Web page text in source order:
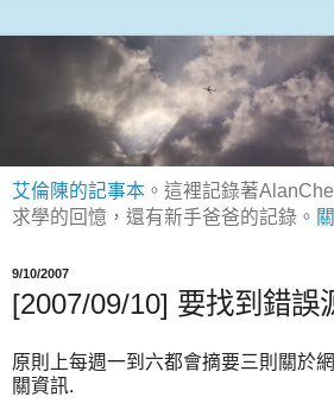
艾倫陳的記事本 。這裡記錄著
求學的回憶，還有新手爸爸的記錄。
9/10/2007
[2007/09/10] 要找到錯誤
原則上每週一到六都會摘要三則關於
關資訊.